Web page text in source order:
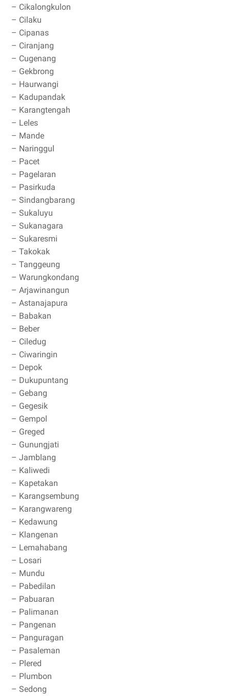
– Cikalongkulon
– Cilaku
– Cipanas
– Ciranjang
– Cugenang
– Gekbrong
– Haurwangi
– Kadupandak
– Karangtengah
– Leles
– Mande
– Naringgul
– Pacet
– Pagelaran
– Pasirkuda
– Sindangbarang
– Sukaluyu
– Sukanagara
– Sukaresmi
– Takokak
– Tanggeung
– Warungkondang
– Arjawinangun
– Astanajapura
– Babakan
– Beber
– Ciledug
– Ciwaringin
– Depok
– Dukupuntang
– Gebang
– Gegesik
– Gempol
– Greged
– Gunungjati
– Jamblang
– Kaliwedi
– Kapetakan
– Karangsembung
– Karangwareng
– Kedawung
– Klangenan
– Lemahabang
– Losari
– Mundu
– Pabedilan
– Pabuaran
– Palimanan
– Pangenan
– Panguragan
– Pasaleman
– Plered
– Plumbon
– Sedong